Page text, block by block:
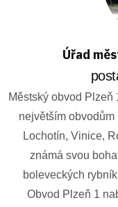
Úřad
Městský obvod Plzeň
největším
Lochotín, Vinice,
známá svou
boleveckých
Obvod Plzeň 1